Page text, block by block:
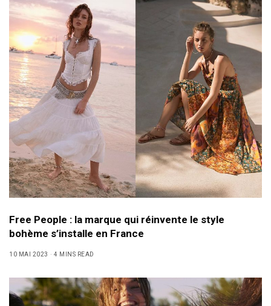
Free People : la marque qui réinvente le style
bohème s’installe en France
10 MAI 2023 4 MINS READ